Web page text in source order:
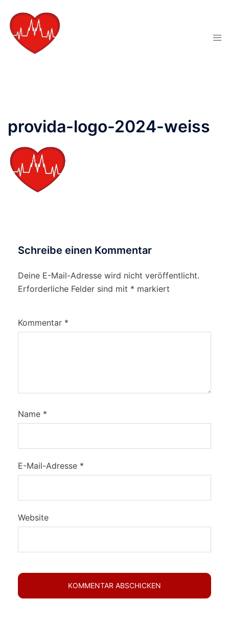
Inhalt
springen
provida-logo-2024-weiss
Schreibe einen Kommentar
Deine E-Mail-Adresse wird nicht veröffentlicht.
Erforderliche Felder sind mit * markiert
Kommentar *
Name *
E-Mail-Adresse *
Website